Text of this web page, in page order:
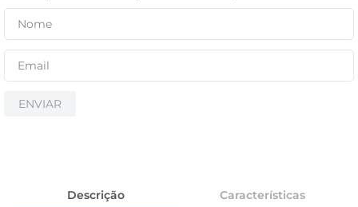
ENVIAR
Descrição Características
iogurte
papel higiênico